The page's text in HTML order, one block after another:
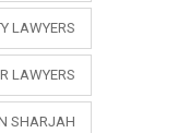
LAWYERS
LAWYERS
SHARJAH